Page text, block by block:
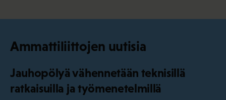
Ammattiliittojen uutisia
Jauhopölyä vähennetään teknisillä
ratkaisuilla ja työmenetelmillä